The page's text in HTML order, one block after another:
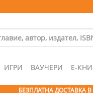
ИГРИ ВАУЧЕРИ Е-
БЕЗПЛАТНА ДОСТАВКА